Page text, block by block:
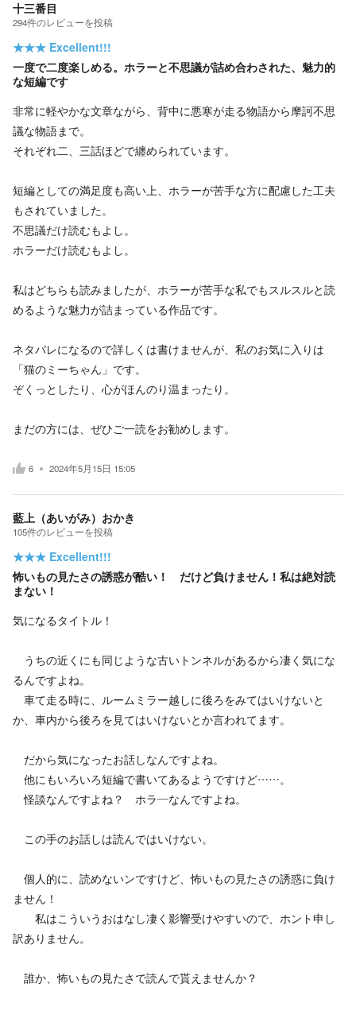
十三番目
294件のレビューを投稿
★★★ Excellent!!!
一度で二度楽しめる。ホラーと不思議が詰め合わされた、魅力的
な短編です
非常に軽やかな文章ながら、背中に悪寒が走る物語から摩訶不思
議な物語まで。
それぞれ二、三話ほどで纏められています。
短編としての満足度も高い上、ホラーが苦手な方に配慮した工夫
もされていました。
不思議だけ読むもよし。
ホラーだけ読むもよし。
私はどちらも読みましたが、ホラーが苦手な私でもスルスルと読
めるような魅力が詰まっている作品です。
ネタバレになるので詳しくは書けませんが、私のお気に入りは
「猫のミーちゃん」です。
ぞくっとしたり、心がほんのり温まったり。
まだの方には、ぜひご一読をお勧めします。
6 2024年5月15日 15:05
藍上（あいがみ）おかき
105件のレビューを投稿
★★★ Excellent!!!
怖いもの見たさの誘惑が酷い！ だけど負けません！私は絶対読
まない！
気になるタイトル！
うちの近くにも同じような古いトンネルがあるから凄く気にな
るんですよね。
車て走る時に、ルームミラー越しに後ろをみてはいけないと
か、車内から後ろを見てはいけないとか言われてます。
だから気になったお話しなんですよね。
他にもいろいろ短編で書いてあるようですけど……。
怪談なんですよね？ ホラ―なんですよね。
この手のお話しは読んではいけない。
個人的に、読めないンですけど、怖いもの見たさの誘惑に負け
ません！
私はこういうおはなし凄く影響受けやすいので、ホント申し
訳ありません。
誰か、怖いもの見たさで読んで貰えませんか？